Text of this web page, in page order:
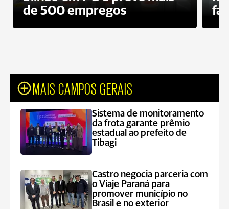
de 500 empregos
MAIS CAMPOS GERAIS
Sistema de monitoramento
da frota garante prêmio
estadual ao prefeito de
Tibagi
Castro negocia parceria com
o Viaje Paraná para
promover município no
Brasil e no exterior